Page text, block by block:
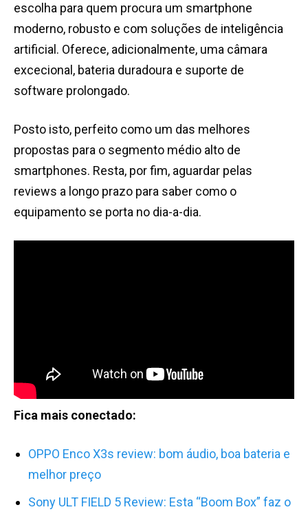
escolha para quem procura um smartphone
moderno, robusto e com soluções de inteligência
artificial. Oferece, adicionalmente, uma câmara
excecional, bateria duradoura e suporte de
software prolongado.
Posto isto, perfeito como um das melhores
propostas para o segmento médio alto de
smartphones. Resta, por fim, aguardar pelas
reviews a longo prazo para saber como o
equipamento se porta no dia-a-dia.
Fica mais conectado:
OPPO Enco X3s review: bom áudio, boa bateria e
melhor preço
Sony ULT FIELD 5 Review: Esta “Boom Box” faz o